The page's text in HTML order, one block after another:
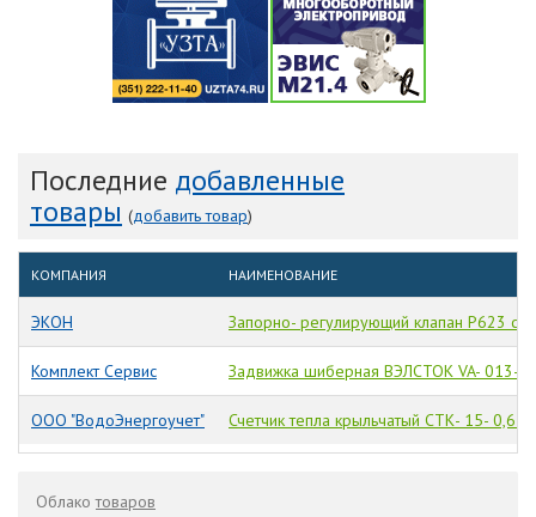
Последние добавленные
товары (добавить товар)
КОМПАНИЯ НАИМЕНОВАНИЕ
ЭКОН Запорно- регулирующий клапан Р623 с
Комплект Сервис Задвижка шиберная ВЭЛСТОК VA- 013-
ООО "ВодоЭнергоучет" Счетчик тепла крыльчатый СТК- 15- 0,6
Облакотоваров